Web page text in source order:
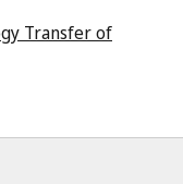
Transfer of